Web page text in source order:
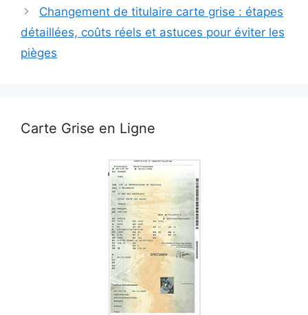
Changement de titulaire carte grise : étapes
détaillées, coûts réels et astuces pour éviter les
pièges
Carte Grise en Ligne